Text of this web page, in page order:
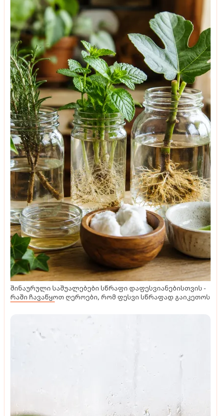
შინაურული საშუალებები სწრაფი დაფესვიანებისთვის -
რაში ჩავაწყოთ ღეროები, რომ ფესვი სწრაფად გაიკეთოს